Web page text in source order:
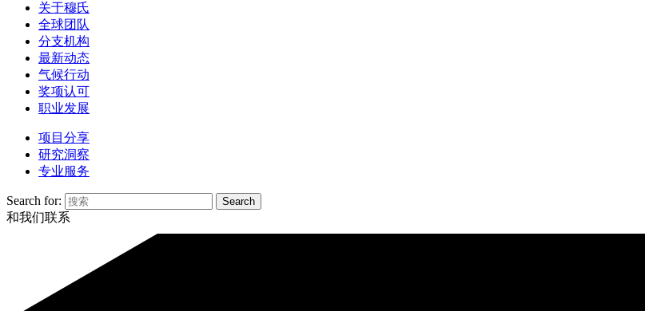
关于穆氏
全球团队
分支机构
最新动态
气候行动
奖项认可
职业发展
项目分享
研究洞察
专业服务
Search for:
和我们联系